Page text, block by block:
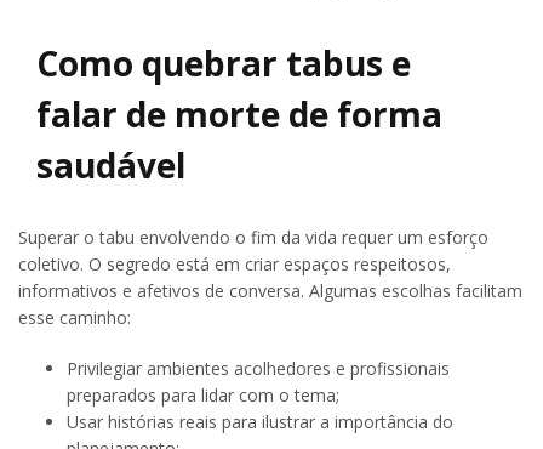
Como quebrar tabus e
falar de morte de forma
saudável
Superar o tabu envolvendo o fim da vida requer um esforço
coletivo. O segredo está em criar espaços respeitosos,
informativos e afetivos de conversa. Algumas escolhas facilitam
esse caminho:
Privilegiar ambientes acolhedores e profissionais
preparados para lidar com o tema;
Usar histórias reais para ilustrar a importância do